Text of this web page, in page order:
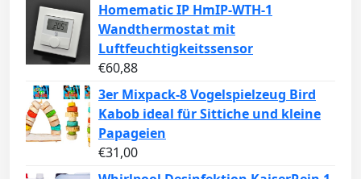
Homematic IP HmIP-WTH-1
Wandthermostat mit
Luftfeuchtigkeitssensor
€60,88
3er Mixpack-8 Vogelspielzeug Bird
Kabob ideal für Sittiche und kleine
Papageien
€31,00